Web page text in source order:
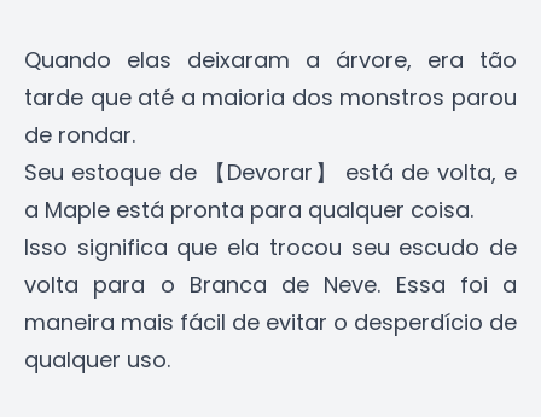
Quando elas deixaram a árvore, era tão
tarde que até a maioria dos monstros parou
de rondar.
Seu estoque de 【Devorar】 está de volta, e
a Maple está pronta para qualquer coisa.
Isso significa que ela trocou seu escudo de
volta para o Branca de Neve. Essa foi a
maneira mais fácil de evitar o desperdício de
qualquer uso.